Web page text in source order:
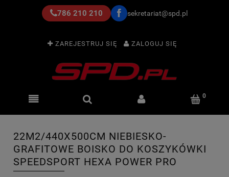
786 210 210 sekretariat@spd.pl
ZAREJESTRUJ SIĘ ZALOGUJ SIĘ
22M2/440X500CM NIEBIESKO-
GRAFITOWE BOISKO DO KOSZYKÓWKI
SPEEDSPORT HEXA POWER PRO